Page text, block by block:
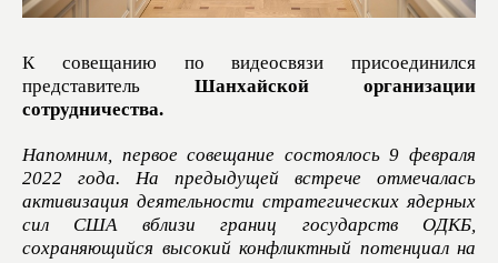
К совещанию по видеосвязи присоединился
представитель Шанхайской организации
сотрудничества.
Напомним, первое совещание состоялось 9 февраля
2022 года. На предыдущей встрече отмечалась
активизация деятельности стратегических ядерных
сил США вблизи границ государств ОДКБ,
сохраняющийся высокий конфликтный потенциал на